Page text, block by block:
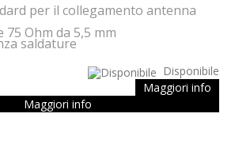
per il collegamento antenna
75 Ohm da 5,5 mm
saldature
Disponibile
Maggiori info
Maggiori info